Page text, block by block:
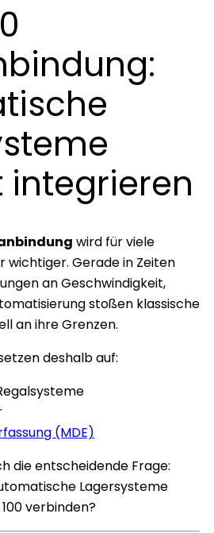
integrieren
wird für viele
wichtiger. Gerade in Zeiten
an Geschwindigkeit,
stoßen klassische
an ihre Grenzen.
deshalb auf:
(MDE)
die entscheidende Frage:
Lagersysteme
verbinden?